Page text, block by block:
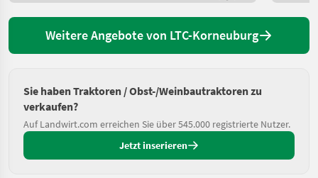
Weitere Angebote von LTC-Korneuburg
Sie haben Traktoren / Obst-/Weinbautraktoren zu
verkaufen?
Auf Landwirt.com erreichen Sie über 545.000 registrierte Nutzer.
Jetzt inserieren